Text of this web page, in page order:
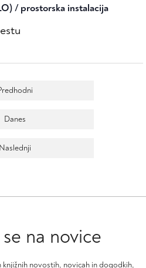
/ prostorska instalacija
dogodki
Danes
Naslednjidogodki
na novice
novostih, novicah in dogodkih,